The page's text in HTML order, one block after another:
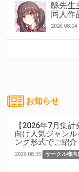
緜先生
同人作
2026.08.04
お知らせ
【2026年7月集
向け人気ジャン
ング形式でご紹介
2026.08.05 サークル様向